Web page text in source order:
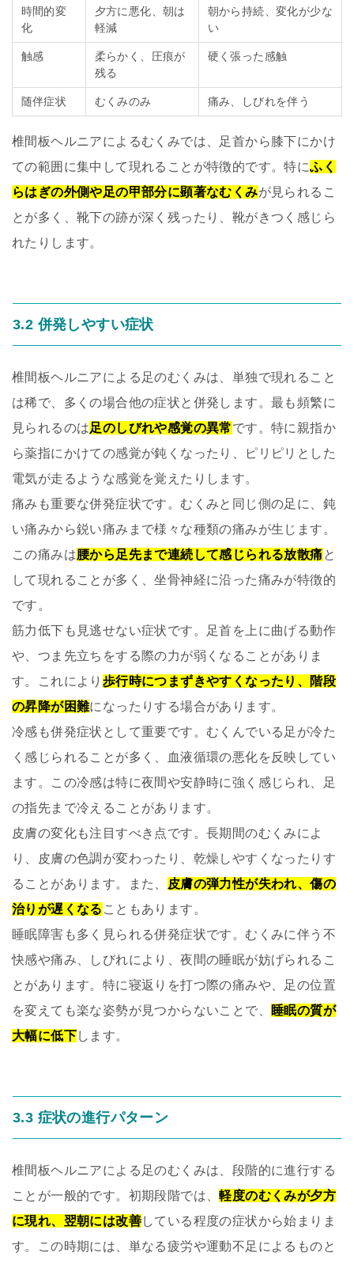
時間的変
化
夕方に悪化、朝は
軽減
朝から持続、変化が少な
い
触感
柔らかく、圧痕が
残る
硬く張った感触
随伴症状 むくみのみ 痛み、しびれを伴う
椎間板ヘルニアによるむくみでは、足首から膝下にかけ
ての範囲に集中して現れることが特徴的です。特にふく
らはぎの外側や足の甲部分に顕著なむくみが見られるこ
とが多く、靴下の跡が深く残ったり、靴がきつく感じら
れたりします。
3.2 併発しやすい症状
椎間板ヘルニアによる足のむくみは、単独で現れること
は稀で、多くの場合他の症状と併発します。最も頻繁に
見られるのは足のしびれや感覚の異常です。特に親指か
ら薬指にかけての感覚が鈍くなったり、ピリピリとした
電気が走るような感覚を覚えたりします。
痛みも重要な併発症状です。むくみと同じ側の足に、鈍
い痛みから鋭い痛みまで様々な種類の痛みが生じます。
この痛みは腰から足先まで連続して感じられる放散痛と
して現れることが多く、坐骨神経に沿った痛みが特徴的
です。
筋力低下も見逃せない症状です。足首を上に曲げる動作
や、つま先立ちをする際の力が弱くなることがありま
す。これにより 歩行時につまずきやすくなったり、階段
の昇降が困難になったりする場合があります。
冷感も併発症状として重要です。むくんでいる足が冷た
く感じられることが多く、血液循環の悪化を反映してい
ます。この冷感は特に夜間や安静時に強く感じられ、足
の指先まで冷えることがあります。
皮膚の変化も注目すべき点です。長期間のむくみによ
り、皮膚の色調が変わったり、乾燥しやすくなったりす
ることがあります。また、
皮膚の弾力性が失われ、傷の
治りが遅くなる こともあります。
睡眠障害も多く見られる併発症状です。むくみに伴う不
快感や痛み、しびれにより、夜間の睡眠が妨げられるこ
とがあります。特に寝返りを打つ際の痛みや、足の位置
を変えても楽な姿勢が見つからないことで、
睡眠の質が
大幅に低下します。
3.3 症状の進行パターン
椎間板ヘルニアによる足のむくみは、段階的に進行する
ことが一般的です。初期段階では、軽度のむくみが夕方
に現れ、翌朝には改善している程度の症状から始まりま
す。この時期には、単なる疲労や運動不足によるものと